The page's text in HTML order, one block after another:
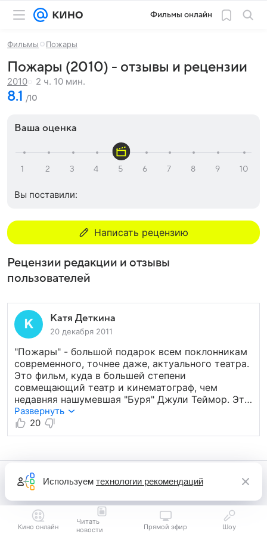
Фильмы онлайн
Фильмы Пожары
Пожары (2010) - отзывы и рецензии
2010 2 ч. 10 мин.
8.1 /10
Ваша оценка
Вы поставили:
Написать рецензию
Рецензии редакции и отзывы
пользователей
Катя Деткина
20 декабря 2011
"Пожары" - большой подарок всем поклонникам
современного, точнее даже, актуального театра.
Это фильм, куда в большей степени
совмещающий театр и кинематограф, чем
недавняя нашумевшая "Буря" Джули Теймор. Это
драма личная - речь идет о семье Марван, а
большую часть времени об одной только
женщине из этой семьи, Наваль Марван. Это
политическая - не секрет, что автор
оригинальной пьесы и постановщик Важди
Муавад под Наваль Марван подразумевал целую
страну, которую в фильме даже не называют
напрямую. А сегодня ее смело можно называть
воплощением целого региона, где гражданская
война, к сожалению, сохраняет актуальность как
Развернуть
20
Кино онлайн
Читать
новости
Прямой эфир Шоу
Используем технологии рекомендаций